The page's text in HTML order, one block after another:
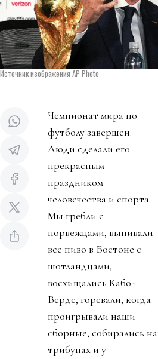
Источник изображения AP Photo
Чемпионат мира по
футболу завершен.
Люди сделали его
прекрасным
праздником
человечества и спорта.
Мы гребли с
норвежцами, выпивали
все пиво в Бостоне с
шотландцами,
восхищались Кабо-
Верде, горевали, когда
проигрывали наши
сборные, собирались на
трибунах и у